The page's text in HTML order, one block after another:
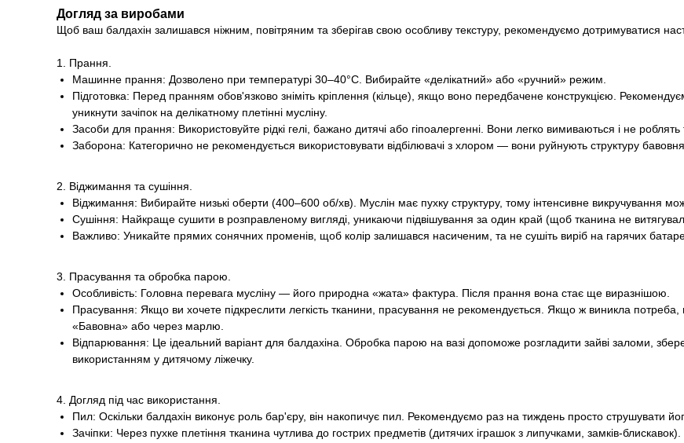
Догляд за виробами
Щоб ваш балдахін залишався ніжним, повітряним та зберігав свою особливу текстуру, рекомендуємо дотримуватися
1. Прання.
Машинне прання: Дозволено при температурі 30–40°С. Вибирайте «делікатний» або «ручний» режим.
Підготовка: Перед пранням обов'язково зніміть кріплення (кільце), якщо воно передбачене конструкцією.
уникнути зачіпок на делікатному плетінні мусліну.
Засоби для прання: Використовуйте рідкі гелі, бажано дитячі або гіпоалергенні. Вони легко вимиваються і не
Заборона: Категорично не рекомендується використовувати відбілювачі з хлором — вони руйнують структуру
2. Віджимання та сушіння.
Віджимання: Вибирайте низькі оберти (400–600 об/хв). Муслін має пухку структуру, тому інтенсивне викручування
Сушіння: Найкраще сушити в розправленому вигляді, уникаючи підвішування за один край (щоб тканина не
Важливо: Уникайте прямих сонячних променів, щоб колір залишався насиченим, та не сушіть виріб на гарячих
3. Прасування та обробка парою.
Особливість: Головна перевага мусліну — його природна «жата» фактура. Після прання вона стає ще виразнішою.
Прасування: Якщо ви хочете підкреслити легкість тканини, прасування не рекомендується. Якщо ж виникла
«Бавовна» або через марлю.
Відпарювання: Це ідеальний варіант для балдахіна. Обробка парою на вазі допоможе розгладити зайві заломи,
використанням у дитячому ліжечку.
4. Догляд під час використання.
Пил: Оскільки балдахін виконує роль бар'єру, він накопичує пил. Рекомендуємо раз на тиждень просто струшувати
Зачіпки: Через пухке плетіння тканина чутлива до гострих предметів (дитячих іграшок з липучками, замків-